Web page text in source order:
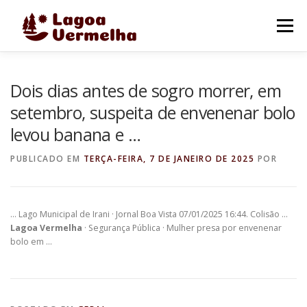
Menu
FALE CONOSCO
Dois dias antes de sogro morrer, em
setembro, suspeita de envenenar bolo
levou banana e …
PUBLICADO EM TERÇA-FEIRA, 7 DE JANEIRO DE 2025 POR
… Lago Municipal de Irani · Jornal Boa Vista 07/01/2025 16:44. Colisão …
Lagoa Vermelha · Segurança Pública · Mulher presa por envenenar
bolo em …